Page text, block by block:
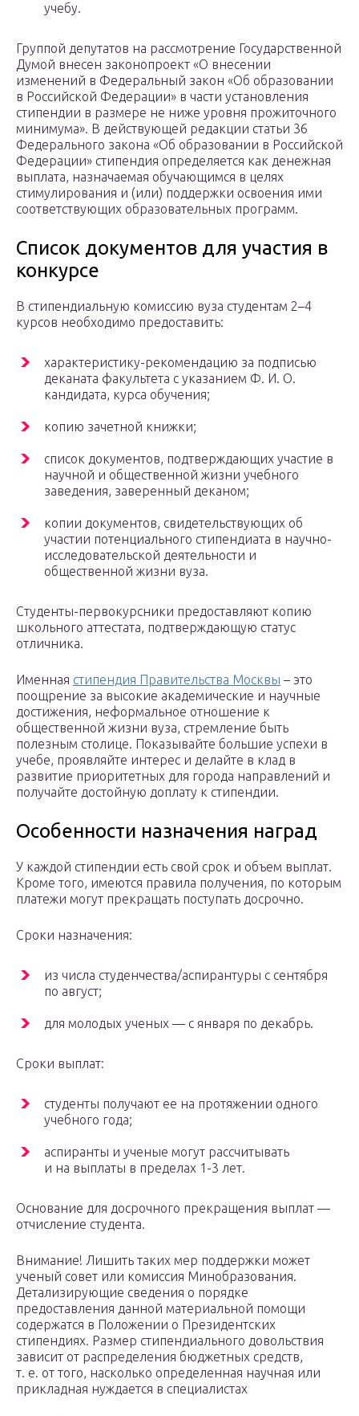
учебу.
Группой депутатов на рассмотрение Государственной
Думой внесен законопроект «О внесении
изменений в Федеральный закон «Об образовании
в Российской Федерации» в части установления
стипендии в размере не ниже уровня прожиточного
минимума». В действующей редакции статьи 36
Федерального закона «Об образовании в Российской
Федерации» стипендия определяется как денежная
выплата, назначаемая обучающимся в целях
стимулирования и (или) поддержки освоения ими
соответствующих образовательных программ.
Список документов для участия в
конкурсе
В стипендиальную комиссию вуза студентам 2–4
курсов необходимо предоставить:
характеристику-рекомендацию за подписью
деканата факультета с указанием Ф. И. О.
кандидата, курса обучения;
копию зачетной книжки;
список документов, подтверждающих участие в
научной и общественной жизни учебного
заведения, заверенный деканом;
копии документов, свидетельствующих об
участии потенциального стипендиата в научно-
исследовательской деятельности и
общественной жизни вуза.
Студенты-первокурсники предоставляют копию
школьного аттестата, подтверждающую статус
отличника.
Именная стипендия Правительства Москвы – это
поощрение за высокие академические и научные
достижения, неформальное отношение к
общественной жизни вуза, стремление быть
полезным столице. Показывайте большие успехи в
учебе, проявляйте интерес и делайте в клад в
развитие приоритетных для города направлений и
получайте достойную доплату к стипендии.
Особенности назначения наград
У каждой стипендии есть свой срок и объем выплат.
Кроме того, имеются правила получения, по которым
платежи могут прекращать поступать досрочно.
Сроки назначения:
из числа студенчества/аспирантуры с сентября
по август;
для молодых ученых — с января по декабрь.
Сроки выплат:
студенты получают ее на протяжении одного
учебного года;
аспиранты и ученые могут рассчитывать
и на выплаты в пределах 1-3 лет.
Основание для досрочного прекращения выплат —
отчисление студента.
Внимание! Лишить таких мер поддержки может
ученый совет или комиссия Минобразования.
Детализирующие сведения о порядке
предоставления данной материальной помощи
содержатся в Положении о Президентских
стипендиях. Размер стипендиального довольствия
зависит от распределения бюджетных средств,
т. е. от того, насколько определенная научная или
прикладная нуждается в специалистах